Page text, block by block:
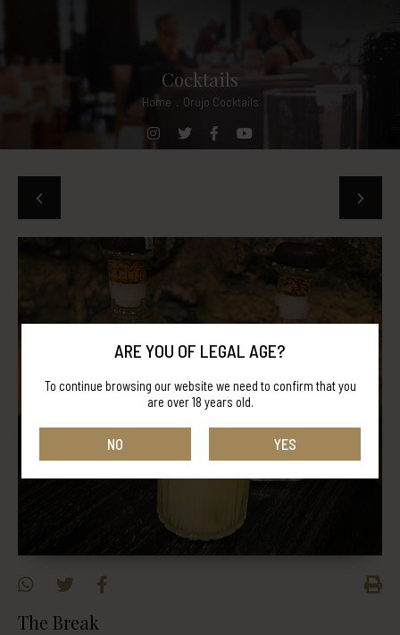
Cocktails
Home Orujo Cocktails
The Break
ARE YOU OF LEGAL AGE?
To continue browsing our website we need to confirm that you
are over 18 years old.
NO YES